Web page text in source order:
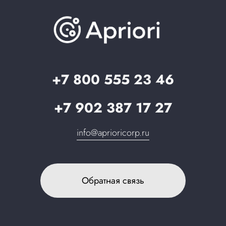
+7 800 555 23 46
+7 902 387 17 27
info@aprioricorp.ru
Обратная связь
О компании
Вопрос-ответ
Запрос в поддержку